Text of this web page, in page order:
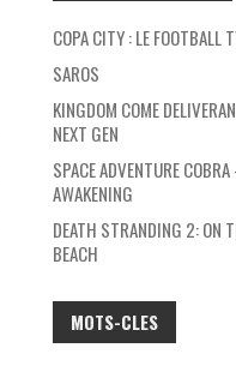
COPA CITY : LE FOOTBALL
SAROS
KINGDOM COME
NEXT GEN
SPACE ADVENTURE
AWAKENING
DEATH STRANDING 2: ON
BEACH
MOTS-CLES